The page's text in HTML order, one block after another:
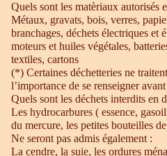
Quels sont les matèriaux autorisés
Métaux, gravats, bois, verres,
branchages, déchets électriques et
moteurs et huiles végétales,
textiles, cartons
(*) Certaines déchetteries ne
l’importance de se renseigner
Quels sont les déchets interdits en
Les hydrocarbures ( essence,
du mercure, les petites bouteilles
Ne seront pas admis également :
La cendre, la suie, les ordures